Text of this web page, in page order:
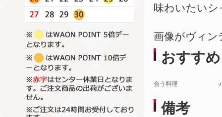
味わいたい
画像がヴィン
おすすめ
合う料理
備考